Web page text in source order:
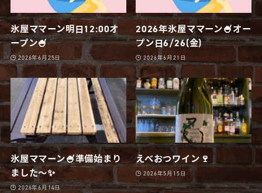
氷屋ママーン明日12:00オ
ープン🍧
2026年6月25日
2026年氷屋ママーン🍧オー
プン日6/26(金)
2026年6月21日
氷屋ママーン🍧準備始まり
ました〜✨
2026年6月14日
えべおつワイン🍷
2026年5月15日